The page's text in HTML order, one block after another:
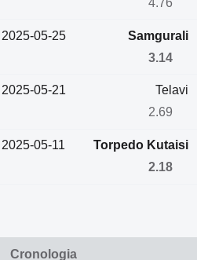
2025-05-25 Samgurali
3.14
2025-05-21 Telavi
2.69
2025-05-11 Torpedo Kutaisi
2.18
Cronologia